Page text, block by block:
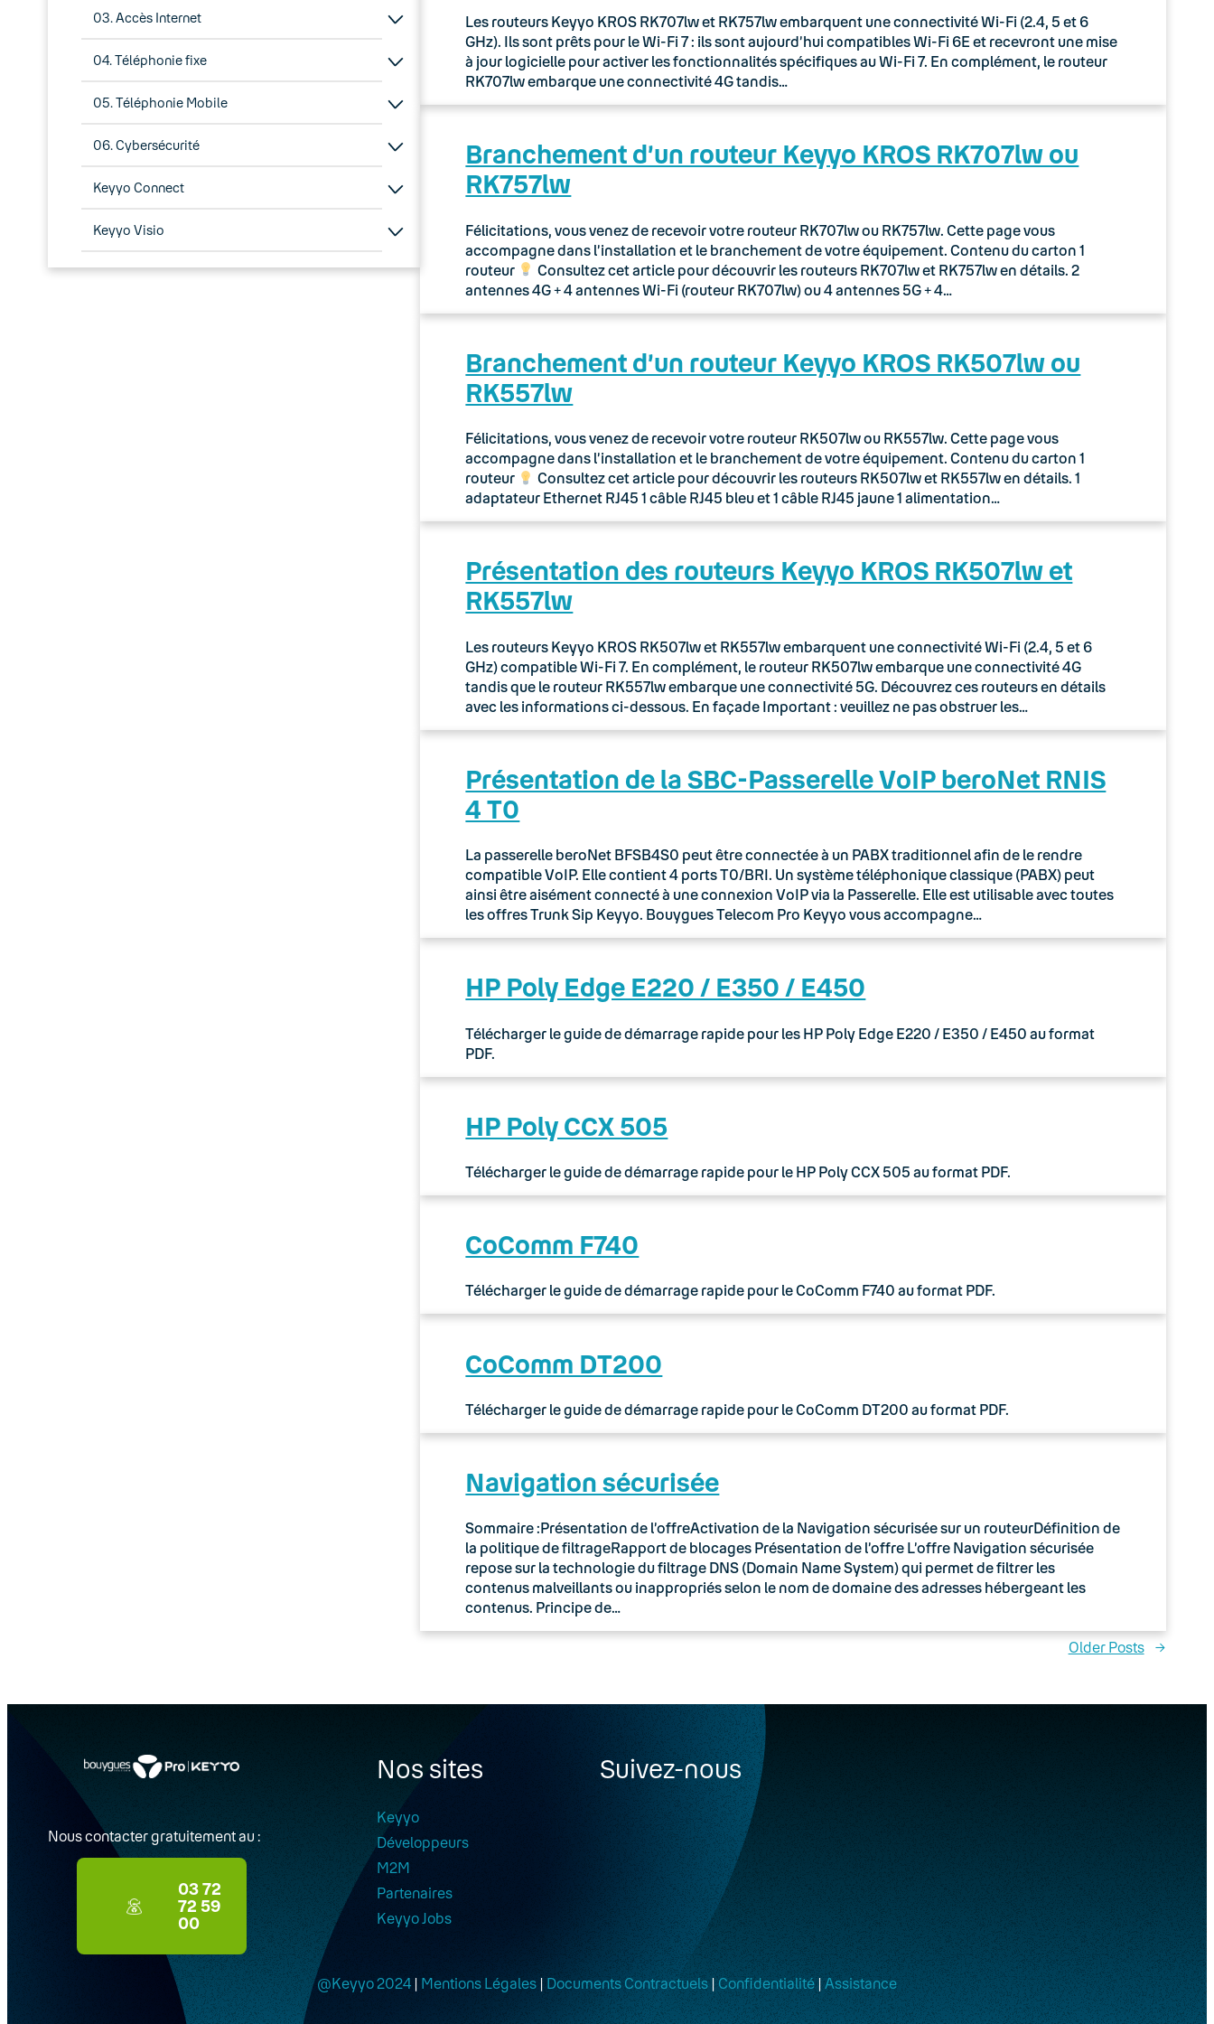
03. Accès Internet
04. Téléphonie fixe
05. Téléphonie Mobile
06. Cybersécurité
Keyyo Connect
Keyyo Visio
Les routeurs Keyyo KROS RK707lw et RK757lw embarquent une connectivité Wi-Fi (2.4, 5 et 6
GHz). Ils sont prêts pour le Wi-Fi 7 : ils sont aujourd’hui compatibles Wi-Fi 6E et recevront une mise
à jour logicielle pour activer les fonctionnalités spécifiques au Wi-Fi 7. En complément, le routeur
RK707lw embarque une connectivité 4G tandis…
Branchement d’un routeur Keyyo KROS RK707lw ou
RK757lw
Félicitations, vous venez de recevoir votre routeur RK707lw ou RK757lw. Cette page vous
accompagne dans l’installation et le branchement de votre équipement. Contenu du carton 1
routeur
Consultez cet article pour découvrir les routeurs RK707lw et RK757lw en détails. 2
antennes 4G + 4 antennes Wi-Fi (routeur RK707lw) ou 4 antennes 5G + 4…
Branchement d’un routeur Keyyo KROS RK507lw ou
RK557lw
Félicitations, vous venez de recevoir votre routeur RK507lw ou RK557lw. Cette page vous
accompagne dans l’installation et le branchement de votre équipement. Contenu du carton 1
routeur
Consultez cet article pour découvrir les routeurs RK507lw et RK557lw en détails. 1
adaptateur Ethernet RJ45 1 câble RJ45 bleu et 1 câble RJ45 jaune 1 alimentation…
Présentation des routeurs Keyyo KROS RK507lw et
RK557lw
Les routeurs Keyyo KROS RK507lw et RK557lw embarquent une connectivité Wi-Fi (2.4, 5 et 6
GHz) compatible Wi-Fi 7. En complément, le routeur RK507lw embarque une connectivité 4G
tandis que le routeur RK557lw embarque une connectivité 5G. Découvrez ces routeurs en détails
avec les informations ci-dessous. En façade Important : veuillez ne pas obstruer les…
Présentation de la SBC-Passerelle VoIP beroNet RNIS
4 T0
La passerelle beroNet BFSB4S0 peut être connectée à un PABX traditionnel afin de le rendre
compatible VoIP. Elle contient 4 ports T0/BRI. Un système téléphonique classique (PABX) peut
ainsi être aisément connecté à une connexion VoIP via la Passerelle. Elle est utilisable avec toutes
les offres Trunk Sip Keyyo. Bouygues Telecom Pro Keyyo vous accompagne…
HP Poly Edge E220 / E350 / E450
Télécharger le guide de démarrage rapide pour les HP Poly Edge E220 / E350 / E450 au format
PDF.
HP Poly CCX 505
Télécharger le guide de démarrage rapide pour le HP Poly CCX 505 au format PDF.
CoComm F740
Télécharger le guide de démarrage rapide pour le CoComm F740 au format PDF.
CoComm DT200
Télécharger le guide de démarrage rapide pour le CoComm DT200 au format PDF.
Navigation sécurisée
Sommaire :Présentation de l’offreActivation de la Navigation sécurisée sur un routeurDéfinition de
la politique de filtrageRapport de blocages Présentation de l’offre L’offre Navigation sécurisée
repose sur la technologie du filtrage DNS (Domain Name System) qui permet de filtrer les
contenus malveillants ou inappropriés selon le nom de domaine des adresses hébergeant les
contenus. Principe de…
Older Posts →
Nous contacter gratuitement au :
03 72
72 59
00
Nos sites
Keyyo
Développeurs
M2M
Partenaires
Keyyo Jobs
Suivez-nous
@Keyyo 2024| Mentions Légales | Documents Contractuels|Confidentialité|Assistance